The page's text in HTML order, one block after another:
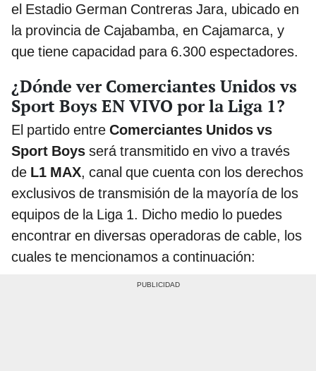
el Estadio German Contreras Jara, ubicado en
la provincia de Cajabamba, en Cajamarca, y
que tiene capacidad para 6.300 espectadores.
¿Dónde ver Comerciantes Unidos vs
Sport Boys EN VIVO por la Liga 1?
El partido entre Comerciantes Unidos vs
Sport Boys será transmitido en vivo a través
de L1 MAX, canal que cuenta con los derechos
exclusivos de transmisión de la mayoría de los
equipos de la Liga 1. Dicho medio lo puedes
encontrar en diversas operadoras de cable, los
cuales te mencionamos a continuación: